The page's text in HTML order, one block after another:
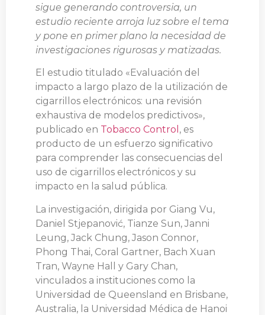
sigue generando controversia, un
estudio reciente arroja luz sobre el tema
y pone en primer plano la necesidad de
investigaciones rigurosas y matizadas.
El estudio titulado «Evaluación del
impacto a largo plazo de la utilización de
cigarrillos electrónicos: una revisión
exhaustiva de modelos predictivos»,
publicado en Tobacco Control , es
producto de un esfuerzo significativo
para comprender las consecuencias del
uso de cigarrillos electrónicos y su
impacto en la salud pública.
La investigación, dirigida por Giang Vu,
Daniel Stjepanović, Tianze Sun, Janni
Leung, Jack Chung, Jason Connor,
Phong Thai, Coral Gartner, Bach Xuan
Tran, Wayne Hall y Gary Chan,
vinculados a instituciones como la
Universidad de Queensland en Brisbane,
Australia, la Universidad Médica de Hanoi